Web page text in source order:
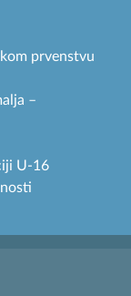
prvenstvu
–
U-16